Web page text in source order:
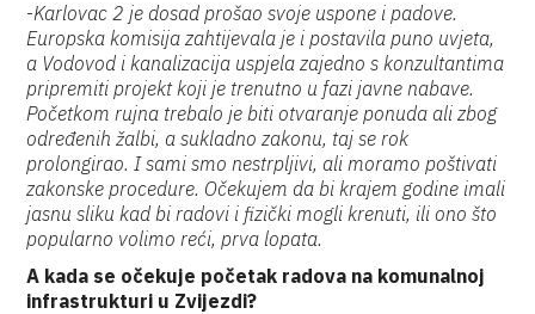
-Karlovac 2 je dosad prošao svoje uspone i padove.
Europska komisija zahtijevala je i postavila puno uvjeta,
a Vodovod i kanalizacija uspjela zajedno s konzultantima
pripremiti projekt koji je trenutno u fazi javne nabave.
Početkom rujna trebalo je biti otvaranje ponuda ali zbog
određenih žalbi, a sukladno zakonu, taj se rok
prolongirao. I sami smo nestrpljivi, ali moramo poštivati
zakonske procedure. Očekujem da bi krajem godine imali
jasnu sliku kad bi radovi i fizički mogli krenuti, ili ono što
popularno volimo reći, prva lopata.
A kada se očekuje početak radova na komunalnoj
infrastrukturi u Zvijezdi?